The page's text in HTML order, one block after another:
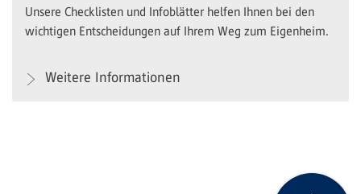
Unsere Checklisten und Infoblätter helfen Ihnen bei den
wichtigen Entscheidungen auf Ihrem Weg zum Eigenheim.
Weitere Informationen